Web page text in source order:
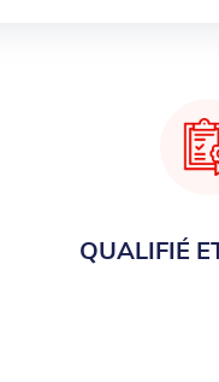
QUALIFIÉ